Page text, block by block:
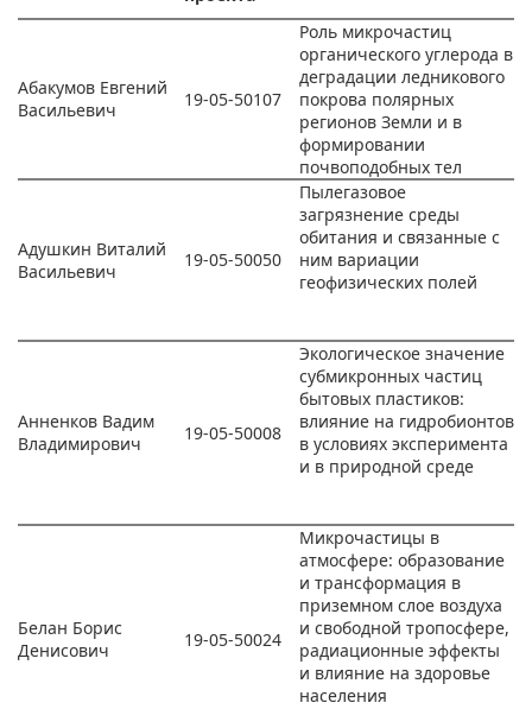
Абакумов Евгений
Васильевич
19-05-50107
Роль микрочастиц
органического углерода в
деградации ледникового
покрова полярных
регионов Земли и в
формировании
почвоподобных тел
Адушкин Виталий
Васильевич
19-05-50050
Пылегазовое
загрязнение среды
обитания и связанные с
ним вариации
геофизических полей
Анненков Вадим
Владимирович
19-05-50008
Экологическое значение
субмикронных частиц
бытовых пластиков:
влияние на гидробионтов
в условиях эксперимента
и в природной среде
Белан Борис
Денисович
19-05-50024
Микрочастицы в
атмосфере: образование
и трансформация в
приземном слое воздуха
и свободной тропосфере,
радиационные эффекты
и влияние на здоровье
населения